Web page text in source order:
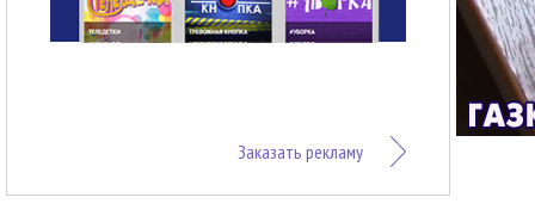
Заказать рекламу